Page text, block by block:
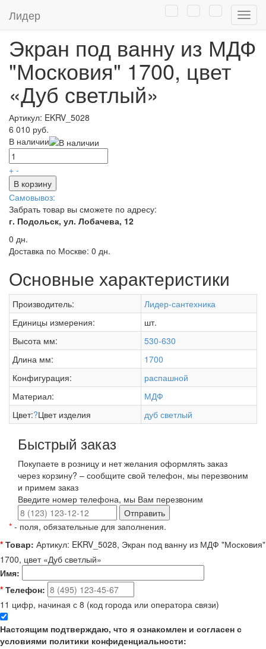
Лидер
Экраны под ванну
собственного производства
Экран под ванну из МДФ
"Московия" 1700, цвет
«Дуб светлый»
Артикул: EKRV_5028
6 010 руб.
В наличии
+ -
В корзину
Самовывоз:
Забрать товар вы сможете по адресу:
г. Подольск, ул. Лобачева, 12
0 дн.
Доставка по Москве: 0 дн.
Основные характеристики
Производитель:
Лидер-сантехника
Единицы измерения:
шт.
Высота мм:
530-630
Длина мм:
1700
Конфигурация:
распашной
Материал:
МДФ
Цвет:?Цвет изделия дуб светлый
Быстрый заказ
Покупаете в розницу и нет желания оформлять заказ
через корзину? – сообщите свой телефон, мы перезвоним
и примем заказ
Введите номер телефона, мы Вам перезвоним
Отправить
* - поля, обязательные для заполнения.
* Товар: Артикул: EKRV_5028, Экран под ванну из МДФ "Московия"
1700, цвет «Дуб светлый»
Имя:
* Телефон:
11 цифр, начиная с 8 (код города или оператора связи)
Настоящим подтверждаю, что я ознакомлен и согласен с
условиями политики конфиденциальности: